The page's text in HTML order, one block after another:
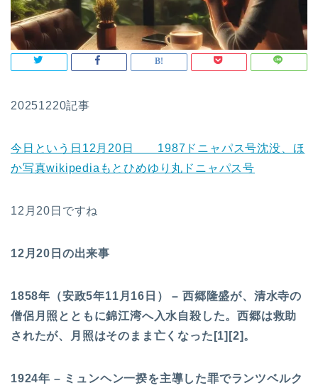
20251220記事
今日という日12月20日 1987ドニャパス号沈没、ほ
か写真wikipediaもとひめゆり丸ドニャパス号
12月20日ですね
12月20日の出来事
1858年（安政5年11月16日） – 西郷隆盛が、清水寺の
僧侶月照とともに錦江湾へ入水自殺した。西郷は救助
されたが、月照はそのまま亡くなった[1][2]。
1924年 – ミュンヘン一揆を主導した罪でランツベルク